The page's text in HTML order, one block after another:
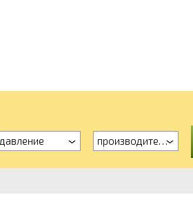
давление производитель